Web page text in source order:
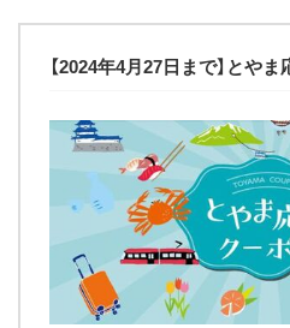
【2024年4月27日まで】とや